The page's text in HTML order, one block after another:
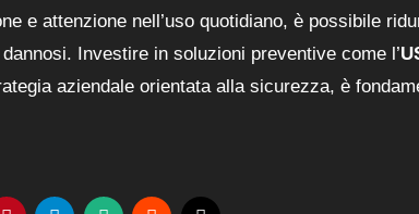
e attenzione nell’uso quotidiano, è possibile
Investire in soluzioni preventive come l’
aziendale orientata alla sicurezza, è